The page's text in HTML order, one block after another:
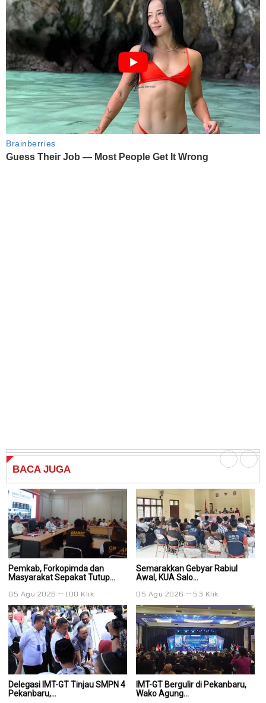
BACA JUGA
Pemkab, Forkopimda dan
Masyarakat Sepakat Tutup...
05 Agu 2026 100 Klik
Semarakkan Gebyar Rabiul
Awal, KUA Salo...
05 Agu 2026 53 Klik
Delegasi IMT-GT Tinjau SMPN 4
Pekanbaru,...
IMT-GT Bergulir di Pekanbaru,
Wako Agung...